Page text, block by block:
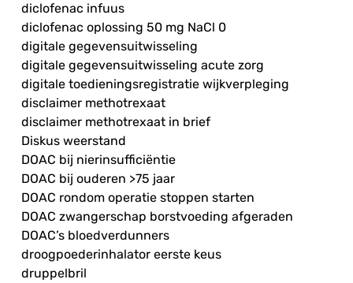
diclofenac infuus
diclofenac oplossing 50 mg NaCl 0
digitale gegevensuitwisseling
digitale gegevensuitwisseling acute zorg
digitale toedieningsregistratie wijkverpleging
disclaimer methotrexaat
disclaimer methotrexaat in brief
Diskus weerstand
DOAC bij nierinsufficiëntie
DOAC bij ouderen >75 jaar
DOAC rondom operatie stoppen starten
DOAC zwangerschap borstvoeding afgeraden
DOAC’s bloedverdunners
droogpoederinhalator eerste keus
druppelbril